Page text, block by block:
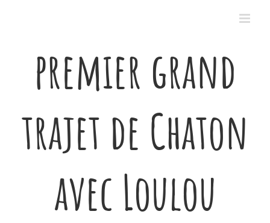
premier grand
trajet de Chaton
avec Loulou